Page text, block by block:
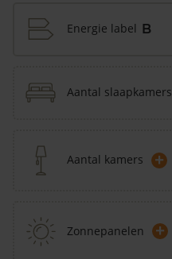
Energie label B
Aantal slaapkamers
Aantal kamers +
Zonnepanelen +